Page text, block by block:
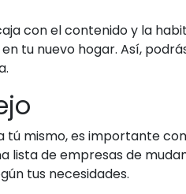
con el contenido y la
tu nuevo hogar. Así,
tú mismo, es importante
lista de empresas de
tus necesidades.